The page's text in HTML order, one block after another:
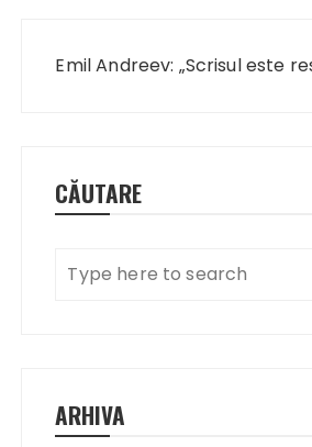
Emil Andreev: „Scrisul este
CĂUTARE
ARHIVA